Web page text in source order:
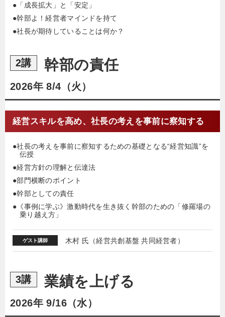
●「成長拡大」と「安定」
●幹部よ！経営者マインドを持て
●社長が期待していることは何か？
2講 幹部の責任
2026年 8/4（火）
経営スキルを高め、社長の考えを事前に察知する
●社長の考えを事前に察知するための基礎となる“経営知識”を
伝授
●経営方針の理解と伝達法
●部門横断のポイント
●幹部としての責任
●《事例に学ぶ》激動時代を生き抜く幹部のための「修羅場の
乗り越え方」
ゲスト講師 木村 氏（経営共創基盤 共同経営者）
3講 業績を上げる
2026年 9/16（水）